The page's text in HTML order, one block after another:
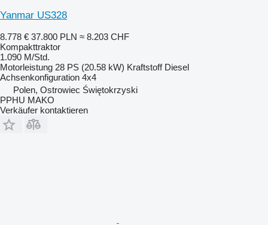
Yanmar US328
8.778 € 37.800 PLN ≈ 8.203 CHF
Kompakttraktor
1.090 M/Std.
Motorleistung 28 PS (20.58 kW) Kraftstoff Diesel
Achsenkonfiguration 4x4
Polen, Ostrowiec Świętokrzyski
PPHU MAKO
Verkäufer kontaktieren